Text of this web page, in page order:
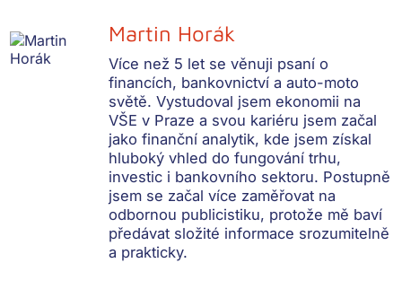
Martin Horák
Více než 5 let se věnuji psaní o
financích, bankovnictví a auto-moto
světě. Vystudoval jsem ekonomii na
VŠE v Praze a svou kariéru jsem začal
jako finanční analytik, kde jsem získal
hluboký vhled do fungování trhu,
investic i bankovního sektoru. Postupně
jsem se začal více zaměřovat na
odbornou publicistiku, protože mě baví
předávat složité informace srozumitelně
a prakticky.